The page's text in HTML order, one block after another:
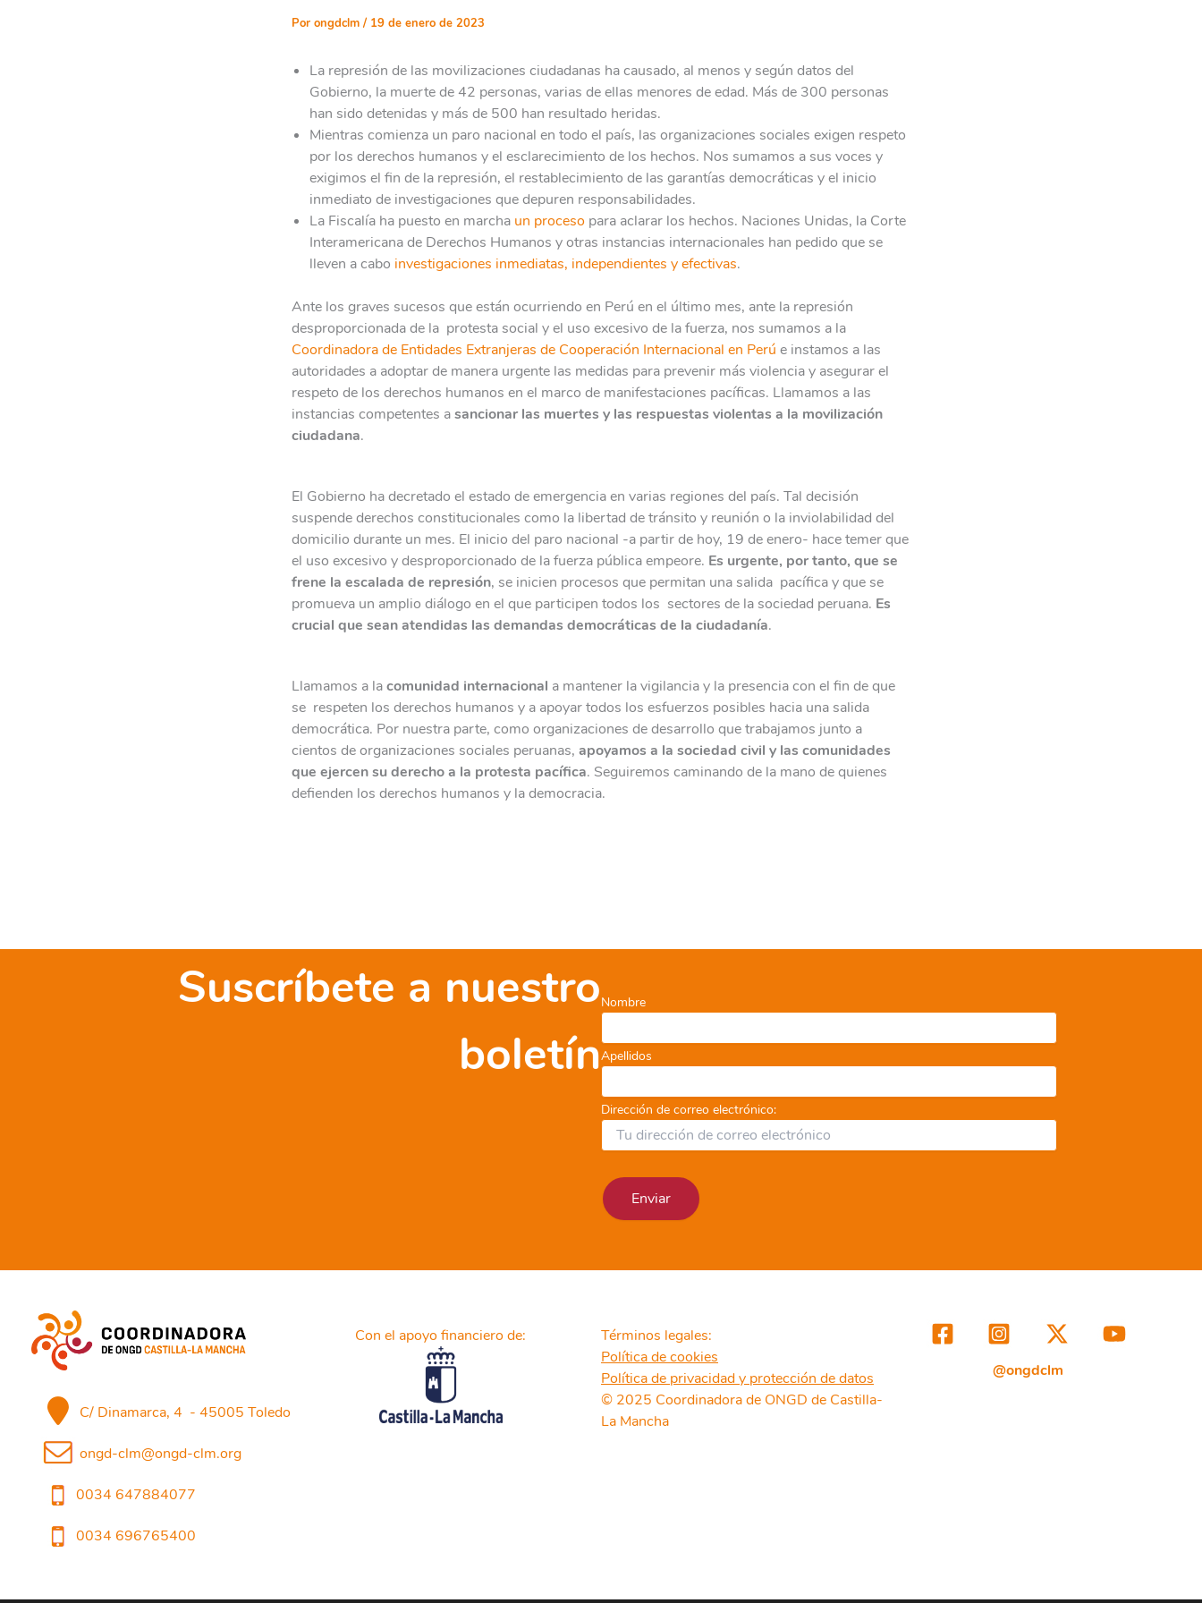
Por ongdclm / 19 de enero de 2023
La represión de las movilizaciones ciudadanas ha causado, al menos y según datos del
Gobierno, la muerte de 42 personas, varias de ellas menores de edad. Más de 300 personas
han sido detenidas y más de 500 han resultado heridas.
Mientras comienza un paro nacional en todo el país, las organizaciones sociales exigen respeto
por los derechos humanos y el esclarecimiento de los hechos. Nos sumamos a sus voces y
exigimos el fin de la represión, el restablecimiento de las garantías democráticas y el inicio
inmediato de investigaciones que depuren responsabilidades.
La Fiscalía ha puesto en marcha un proceso para aclarar los hechos. Naciones Unidas, la Corte
Interamericana de Derechos Humanos y otras instancias internacionales han pedido que se
lleven a cabo investigaciones inmediatas, independientes y efectivas.
Ante los graves sucesos que están ocurriendo en Perú en el último mes, ante la represión
desproporcionada de la protesta social y el uso excesivo de la fuerza, nos sumamos a la
Coordinadora de Entidades Extranjeras de Cooperación Internacional en Perú e instamos a las
autoridades a adoptar de manera urgente las medidas para prevenir más violencia y asegurar el
respeto de los derechos humanos en el marco de manifestaciones pacíficas. Llamamos a las
instancias competentes asancionar las muertes y las respuestas violentas a la movilización
ciudadana.
El Gobierno ha decretado el estado de emergencia en varias regiones del país. Tal decisión
suspende derechos constitucionales como la libertad de tránsito y reunión o la inviolabilidad del
domicilio durante un mes. El inicio del paro nacional -a partir de hoy, 19 de enero- hace temer que
el uso excesivo y desproporcionado de la fuerza pública empeore. Es urgente, por tanto, que se
frene la escalada de represión, se inicien procesos que permitan una salida pacífica y que se
promueva un amplio diálogo en el que participen todos los sectores de la sociedad peruana. Es
crucial que sean atendidas las demandas democráticas de la ciudadanía.
Llamamos a lacomunidad internacional a mantener la vigilancia y la presencia con el fin de que
se respeten los derechos humanos y a apoyar todos los esfuerzos posibles hacia una salida
democrática. Por nuestra parte, como organizaciones de desarrollo que trabajamos junto a
cientos de organizaciones sociales peruanas, apoyamos a la sociedad civil y las comunidades
que ejercen su derecho a la protesta pacífica. Seguiremos caminando de la mano de quienes
defienden los derechos humanos y la democracia.
Suscríbete a nuestro
boletín
Nombre
Apellidos
Dirección de correo electrónico:
C/ Dinamarca, 4 - 45005 Toledo
ongd-clm@ongd-clm.org
0034 647884077
0034 696765400
Con el apoyo financiero de:
Términos legales:
Política de cookies
Política de privacidad y protección de datos
© 2025 Coordinadora de ONGD de Castilla-
La Mancha
@ongdclm